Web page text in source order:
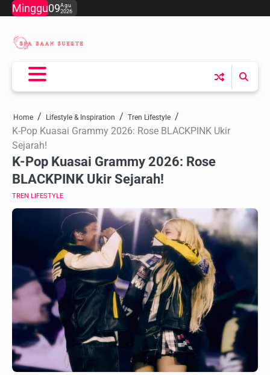
Skip
content
Minggu09Agu
2026
Home Lifestyle & Inspiration Tren Lifestyle
K-Pop Kuasai Grammy 2026: Rose BLACKPINK Ukir
Sejarah!
K-Pop Kuasai Grammy 2026: Rose
BLACKPINK Ukir Sejarah!
TREN LIFESTYLE